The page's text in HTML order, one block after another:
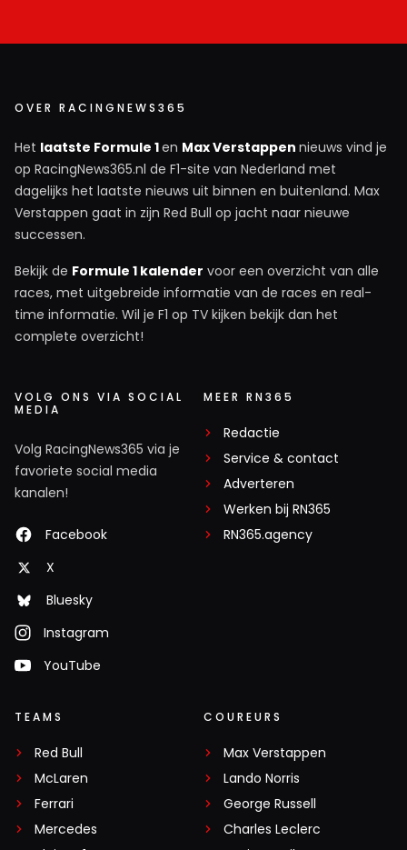
OVER RACINGNEWS365
Het laatste Formule 1en Max Verstappen nieuws vind je
op RacingNews365.nl de F1-site van Nederland met
dagelijks het laatste nieuws uit binnen en buitenland. Max
Verstappen gaat in zijn Red Bull op jacht naar nieuwe
successen.
Bekijk de Formule 1 kalender voor een overzicht van alle
races, met uitgebreide informatie van de races en real-
time informatie. Wil je F1 op TV kijken bekijk dan het
complete overzicht!
VOLG ONS VIA SOCIAL
MEDIA
Volg RacingNews365 via je
favoriete social media
kanalen!
Facebook
X
Bluesky
Instagram
YouTube
MEER RN365
Redactie
Service & contact
Adverteren
Werken bij RN365
RN365.agency
TEAMS
Red Bull
McLaren
Ferrari
Mercedes
COUREURS
Max Verstappen
Lando Norris
George Russell
Charles Leclerc